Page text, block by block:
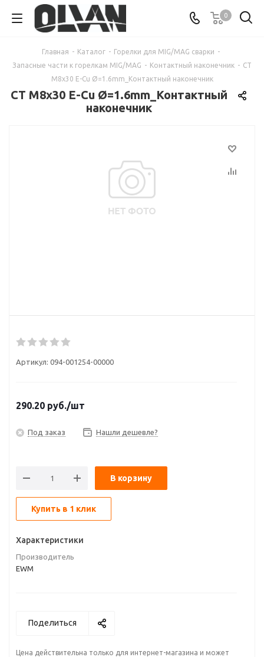
0
Главная - Каталог - Горелки для MIG/MAG сварки -
Запасные части к горелкам MIG/MAG - Контактный наконечник - CT
M8x30 E-Cu Ø=1.6mm_Контактный наконечник
CT M8x30 E-Cu Ø=1.6mm_Контактный
наконечник
Артикул: 094-001254-00000
290.20 руб./шт
Под заказ Нашли дешевле?
В корзину
Купить в 1 клик
Характеристики
Производитель
EWM
Поделиться
Цена действительна только для интернет-магазина и может